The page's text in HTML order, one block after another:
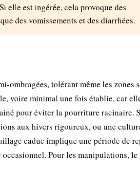
elle est ingérée, cela provoque des
des vomissements et des diarrhées.
ombragées, tolérant même les zones
voire minimal une fois établie, car
pour éviter la pourriture racinaire.
aux hivers rigoureux, ou une
caduc implique une période de
Pour les manipulations,